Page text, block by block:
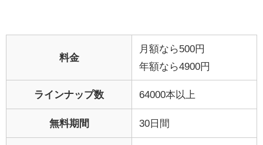
料金
月額なら500円
年額なら4900円
ラインナップ数 64000本以上
無料期間 30日間